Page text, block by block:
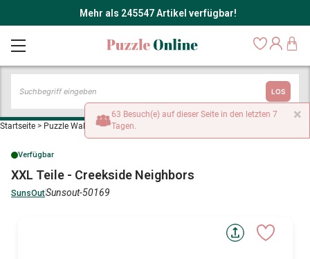
Mehr als 245547 Artikel verfügbar!
LOS
Startseite > Puzzle Wald, Blumen und Gärten
Verfügbar
XXL Teile - Creekside Neighbors
SunsOutSunsout-50169
×
63 Besuch(e) auf dieser Seite in den letzten 7
Tagen.